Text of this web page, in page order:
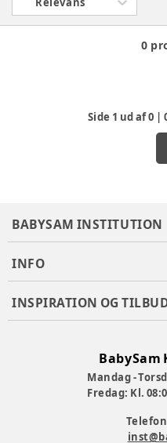
0
Side 1 ud af0
BABYSAM INSTITUTION
INFO
INSPIRATION OG
BabySam
Mandag -
Fredag: Kl.